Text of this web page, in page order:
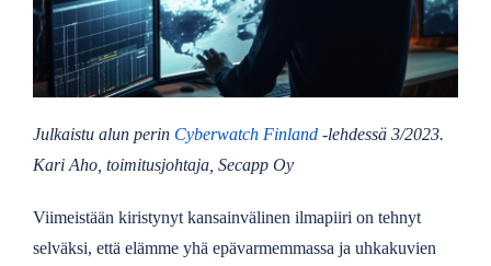
Julkaistu alun perin Cyberwatch Finland-lehdessä 3/2023.
Kari Aho, toimitusjohtaja, Secapp Oy
Viimeistään kiristynyt kansainvälinen ilmapiiri on tehnyt
selväksi, että elämme yhä epävarmemmassa ja uhkakuvien